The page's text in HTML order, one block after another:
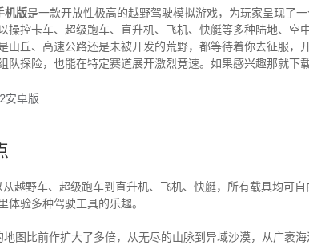
机版是一款开放性极高的越野驾驶模拟游戏，为玩家呈现了
操控卡车、超级跑车、直升机、飞机、快艇等多种陆地、
山丘、高速公路还是未被开发的荒野，都等待着你去征服，
队探险，也能在特定赛道展开激烈竞速。如果感兴趣那就下载
从越野车、超级跑车到直升机、飞机、快艇，所有载具均可
体验多种驾驶工具的乐趣。
地图比前作扩大了多倍，从无尽的山脉到异域沙漠，从广袤